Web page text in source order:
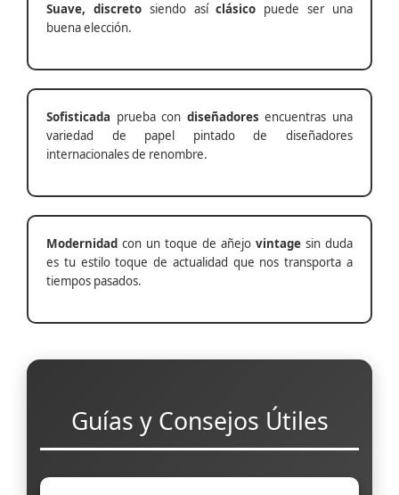
Suave, discretosiendo asíclásico puede ser una
buena elección.
Sofisticada prueba con diseñadores encuentras una
variedad de papel pintado de diseñadores
internacionales de renombre.
Modernidad con un toque de añejo vintage sin duda
es tu estilo toque de actualidad que nos transporta a
tiempos pasados.
Guías y Consejos Útiles